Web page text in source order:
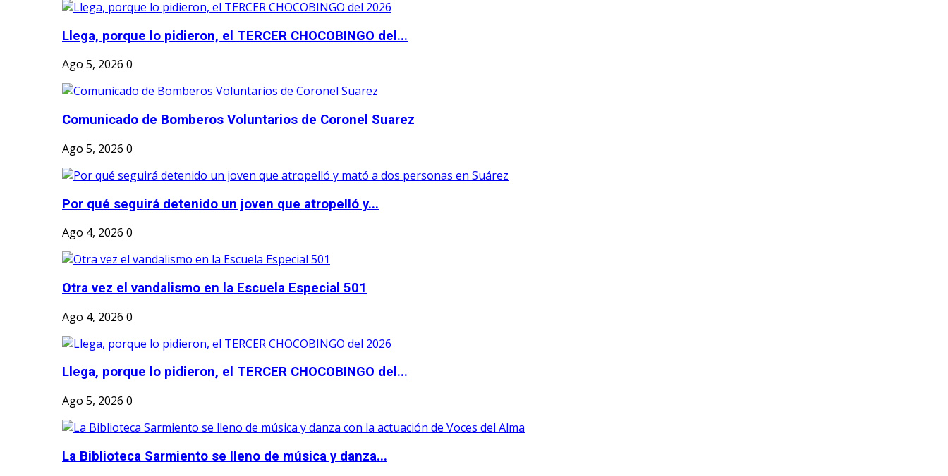
Llega, porque lo pidieron, el TERCER CHOCOBINGO del...
Ago 5, 2026 0
Comunicado de Bomberos Voluntarios de Coronel Suarez
Ago 5, 2026 0
Por qué seguirá detenido un joven que atropelló y...
Ago 4, 2026 0
Otra vez el vandalismo en la Escuela Especial 501
Ago 4, 2026 0
Llega, porque lo pidieron, el TERCER CHOCOBINGO del...
Ago 5, 2026 0
La Biblioteca Sarmiento se lleno de música y danza...